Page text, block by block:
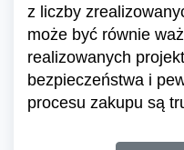
z liczby
może być równie
realizowanych
bezpieczeństwa i
procesu zakupu są